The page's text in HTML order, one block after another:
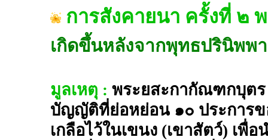
การสังคายนา ครั้งที่ ๒
เกิดขึ้นหลังจากพุทธปรินิพพ
มูลเหตุ : พระยสะกากัณฑกบุตร
บัญญัติที่ย่อหย่อน ๑๐ ประการข
เกลือไว้ในเขนง (เขาสัตว์) เ